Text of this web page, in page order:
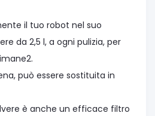
il tuo robot nel suo
da 2,5 l, a ogni pulizia, per
può essere sostituita in
è anche un efficace filtro